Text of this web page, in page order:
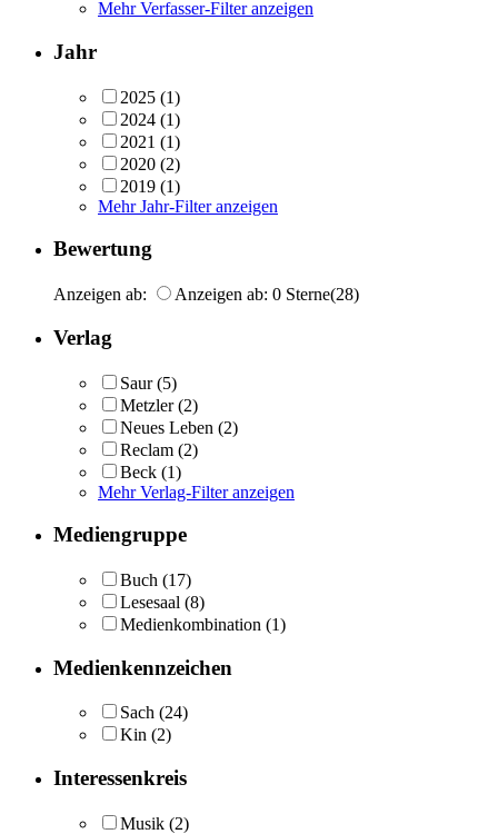
Mehr Verfasser-Filter anzeigen
Jahr
2025 (1)
2024 (1)
2021 (1)
2020 (2)
2019 (1)
Mehr Jahr-Filter anzeigen
Bewertung
Anzeigen ab: Anzeigen ab: 0 Sterne(28)
Verlag
Saur (5)
Metzler (2)
Neues Leben (2)
Reclam (2)
Beck (1)
Mehr Verlag-Filter anzeigen
Mediengruppe
Buch (17)
Lesesaal (8)
Medienkombination (1)
Medienkennzeichen
Sach (24)
Kin (2)
Interessenkreis
Musik (2)